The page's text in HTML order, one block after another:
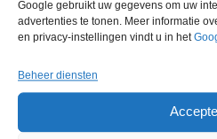
Google gebruikt uw gegevens om uw
advertenties te tonen. Meer informatie
en privacy-instellingen vindt u in het
Beheer diensten
Vriesdroger